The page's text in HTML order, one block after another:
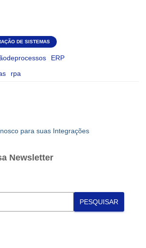
DE SISTEMAS
ERP
rpa
para suas Integrações
Newsletter
PESQUISAR